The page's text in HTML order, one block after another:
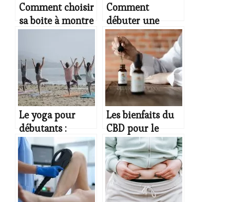
Comment choisir
sa boite à montre
Comment
débuter une
pratique de yoga
du matin pour
les débutants et
quels sont les
bienfaits ?
Le yoga pour
débutants :
comment se
lancer et profiter
des bienfaits de
cette pratique
millénaire
Les bienfaits du
CBD pour le
bien-être : de
l’huile aux
bonbons